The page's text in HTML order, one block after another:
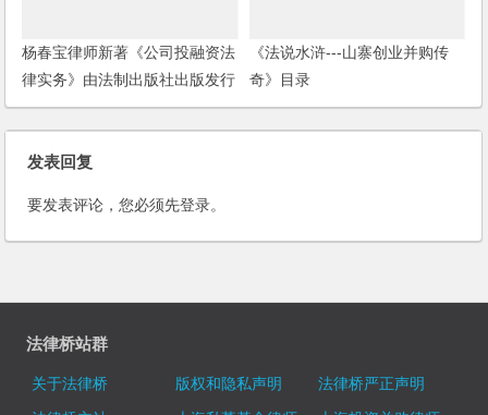
杨春宝律师新著《公司投融资法
律实务》由法制出版社出版发行
《法说水浒---山寨创业并购传
奇》目录
发表回复
要发表评论，您必须先登录。
法律桥站群
关于法律桥 版权和隐私声明
法律桥严正声明